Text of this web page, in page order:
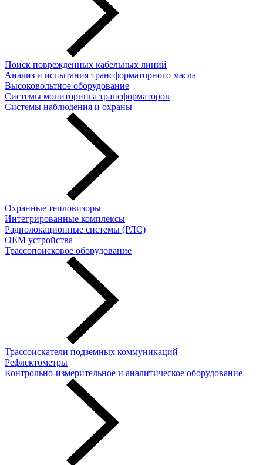
Поиск поврежденных кабельных линий
Анализ и испытания трансформаторного масла
Высоковольтное оборудование
Системы мониторинга трансформаторов
Системы наблюдения и охраны
Охранные тепловизоры
Интегрированные комплексы
Радиолокационные системы (РЛС)
OEM устройства
Трассопоисковое оборудование
Трассоискатели подземных коммуникаций
Рефлектометры
Контрольно-измерительное и аналитическое оборудование